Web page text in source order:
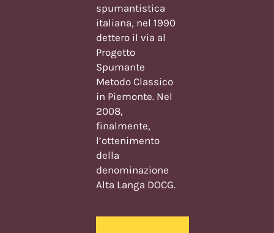
spumantistica
italiana, nel 1990
dettero il via al
Progetto
Spumante
Metodo Classico
in Piemonte. Nel
2008,
finalmente,
l’ottenimento
della
denominazione
Alta Langa DOCG.